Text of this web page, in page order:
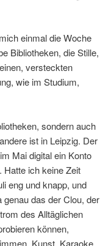
einmal die Woche
Bibliotheken, die Stille,
versteckten
wie im Studium,
sondern auch
ist in Leipzig. Der
Mai digital ein Konto
Hatte ich keine Zeit
eng und knapp, und
das der Clou, der
des Alltäglichen
können,